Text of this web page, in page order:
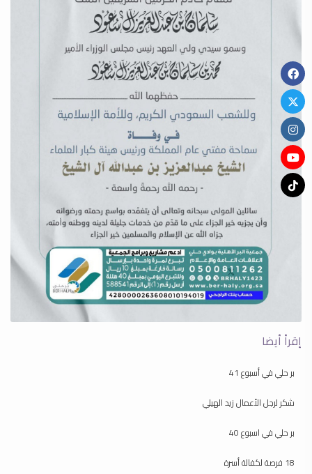
إقرأ أيضا
بر حلي في أسبوع 41
شكر لرجل الأعمال زيد الهيلي
بر حلي في اسبوع 40
18 فرصة لكفالة أسرة